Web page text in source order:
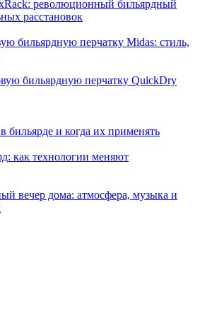
революционный бильярдный
расстановок
бильярдную перчатку Midas: стиль,
бильярдную перчатку QuickDry
бильярде и когда их применять
как технологии меняют
вечер дома: атмосфера, музыка и